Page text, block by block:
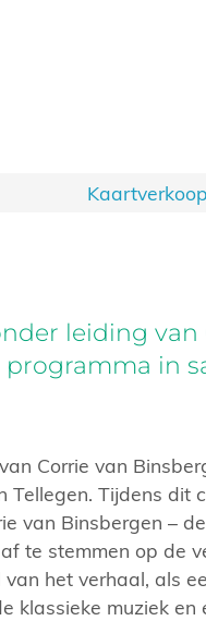
Kaartverkoop
leiding van
in
Corrie van
Tijdens dit
van Binsbergen –
te stemmen op de
het verhaal, als
muziek en